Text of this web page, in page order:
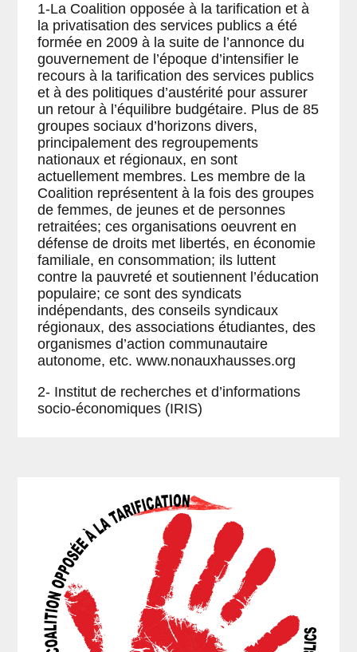
1-La Coalition opposée à la tarification et à
la privatisation des services publics a été
formée en 2009 à la suite de l’annonce du
gouvernement de l’époque d’intensifier le
recours à la tarification des services publics
et à des politiques d’austérité pour assurer
un retour à l’équilibre budgétaire. Plus de 85
groupes sociaux d’horizons divers,
principalement des regroupements
nationaux et régionaux, en sont
actuellement membres. Les membre de la
Coalition représentent à la fois des groupes
de femmes, de jeunes et de personnes
retraitées; ces organisations oeuvrent en
défense de droits met libertés, en économie
familiale, en consommation; ils luttent
contre la pauvreté et soutiennent l’éducation
populaire; ce sont des syndicats
indépendants, des conseils syndicaux
régionaux, des associations étudiantes, des
organismes d’action communautaire
autonome, etc. www.nonauxhausses.org
2- Institut de recherches et d’informations
socio-économiques (IRIS)